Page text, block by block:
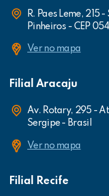
R. Paes Leme, 215
Pinheiros - CEP
Ver no mapa
Filial Aracaju
Av. Rotary, 295 -
Sergipe - Brasil
Ver no mapa
Filial Recife